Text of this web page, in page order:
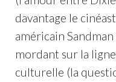
davantage le
américain
mordant sur la
culturelle (la